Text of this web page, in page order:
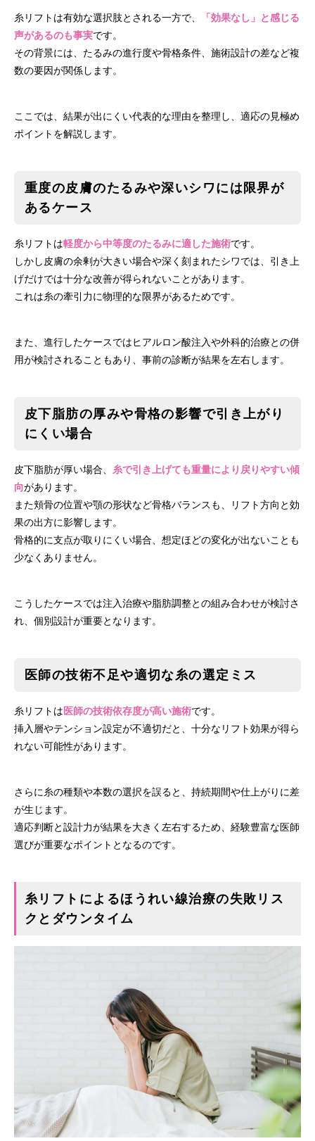
糸リフトは有効な選択肢とされる一方で、
「効果なし」と感じる
声があるのも事実です。
その背景には、たるみの進行度や骨格条件、施術設計の差など複
数の要因が関係します。
ここでは、結果が出にくい代表的な理由を整理し、適応の見極め
ポイントを解説します。
重度の皮膚のたるみや深いシワには限界が
あるケース
糸リフトは軽度から中等度のたるみに適した施術です。
しかし皮膚の余剰が大きい場合や深く刻まれたシワでは、引き上
げだけでは十分な改善が得られないことがあります。
これは糸の牽引力に物理的な限界があるためです。
また、進行したケースではヒアルロン酸注入や外科的治療との併
用が検討されることもあり、事前の診断が結果を左右します。
皮下脂肪の厚みや骨格の影響で引き上がり
にくい場合
皮下脂肪が厚い場合、 糸で引き上げても重量により戻りやすい傾
向があります。
また頬骨の位置や顎の形状など骨格バランスも、リフト方向と効
果の出方に影響します。
骨格的に支点が取りにくい場合、想定ほどの変化が出ないことも
少なくありません。
こうしたケースでは注入治療や脂肪調整との組み合わせが検討さ
れ、個別設計が重要となります。
医師の技術不足や適切な糸の選定ミス
糸リフトは医師の技術依存度が高い施術です。
挿入層やテンション設定が不適切だと、十分なリフト効果が得ら
れない可能性があります。
さらに糸の種類や本数の選択を誤ると、持続期間や仕上がりに差
が生じます。
適応判断と設計力が結果を大きく左右するため、経験豊富な医師
選びが重要なポイントとなるのです。
糸リフトによるほうれい線治療の失敗リス
クとダウンタイム